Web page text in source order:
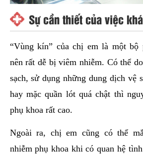
Sự cần thiết của việc
“Vùng kín” của chị em là một bộ
nên rất dễ bị viêm nhiễm. Có thể
sạch, sử dụng những dung dịch vệ
hay mặc quần lót quá chật thì
phụ khoa rất cao.
Ngoài ra, chị em cũng có thể
nhiễm phụ khoa khi có quan hệ